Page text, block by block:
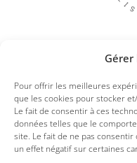
Pour offrir les meilleures
que les cookies pour stocker
Le fait de consentir à ces
données telles que le
site. Le fait de ne pas
un effet négatif sur certaines
©
Mentions légales